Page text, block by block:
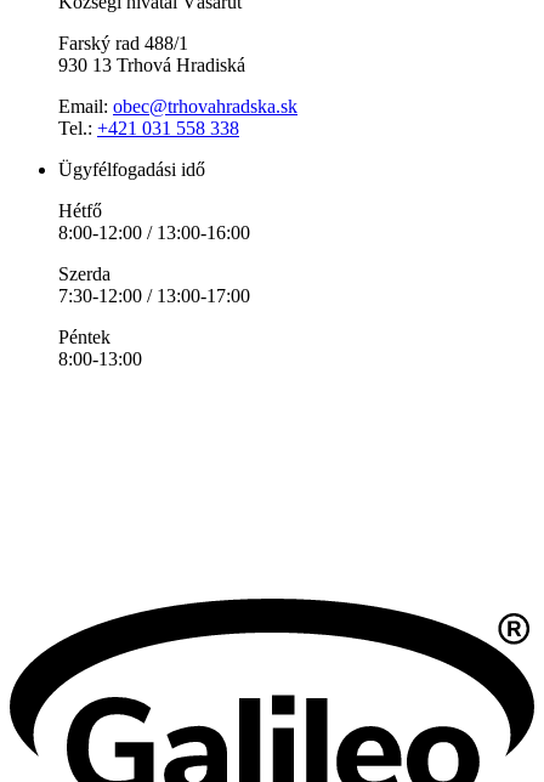
Farský rad 488/1
930 13 Trhová Hradiská
Email: obec@trhovahradska.sk
Tel.: +421 031 558 338
Ügyfélfogadási idő
Hétfő
8:00-12:00 / 13:00-16:00
Szerda
7:30-12:00 / 13:00-17:00
Péntek
8:00-13:00